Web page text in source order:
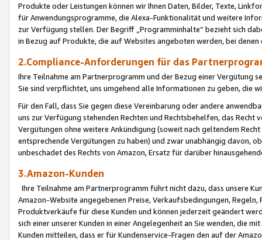
Produkte oder Leistungen können wir Ihnen Daten, Bilder, Texte,
für Anwendungsprogramme, die Alexa-Funktionalität und weitere
zur Verfügung stellen. Der Begriff „Programminhalte“ bezieht sich
in Bezug auf Produkte, die auf Websites angeboten werden, bei
2.Compliance-Anforderungen für das
Ihre Teilnahme am Partnerprogramm und der Bezug einer Vergütung
Sie sind verpflichtet, uns umgehend alle Informationen zu geben, die
Für den Fall, dass Sie gegen diese Vereinbarung oder andere
uns zur Verfügung stehenden Rechten und Rechtsbehelfen, das
Vergütungen ohne weitere Ankündigung (soweit nach geltendem
entsprechende Vergütungen zu haben) und zwar unabhängig davon,
unbeschadet des Rechts von Amazon, Ersatz für darüber
3.Amazon-Kunden
Ihre Teilnahme am Partnerprogramm führt nicht dazu, dass unsere
Amazon-Website angegebenen Preise, Verkaufsbedingungen,
Produktverkäufe für diese Kunden und können jederzeit geändert
sich einer unserer Kunden in einer Angelegenheit an Sie wenden, die
Kunden mitteilen, dass er für Kundenservice-Fragen den auf der